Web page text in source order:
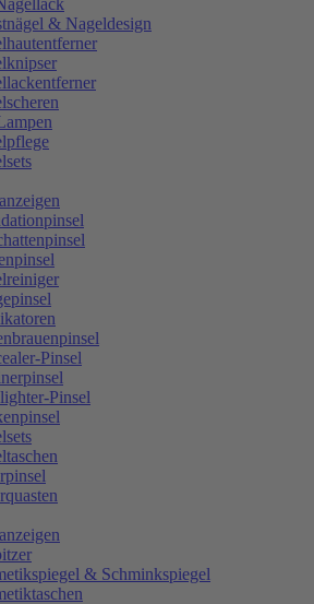
& Nageldesign
Pinsel
Pinsel
& Schminkspiegel